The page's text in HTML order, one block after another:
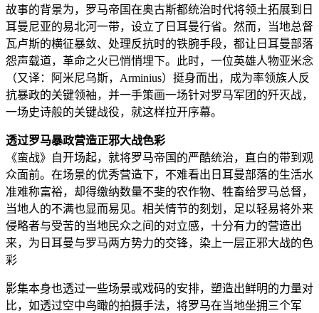
故事的背景为，罗马帝国在奥古斯都统治时代将领土拓展到日
耳曼尼亚的易北河一带，设立了日耳曼行省。然而，当地总督
瓦卢斯的横征暴敛、处理反抗时的铁腕手段，都让日耳曼部落
怨声载道，革命之火已悄悄埋下。此时，一位英雄人物亚米念
（又译：阿米尼乌斯，Arminius）挺身而出，成为率领族人反
抗暴政的关键领袖，并一手策画一场针对罗马军团的歼灭战，
一场史诗般的关键战役，就这样拉开序幕。
透过罗马暴政营造正邪大战色彩
《蛮战》自开场起，就将罗马帝国的严酷统治，直白的带到观
众面前。在场景的优秀营造下，不难看出日耳曼部落的生活水
准难称富裕，却得缴纳数量不斐的农作物、牲畜给罗马总督，
当地人的不满也显而易见。相关情节的刻划，足以轻易将外来
侵略者与受苦的当地民众之间的对立感，十分有力的营造出
来，为日耳曼与罗马两方势力的交锋，染上一层正邪大战的色
彩
影集本身也透过一些场景或戏码的安排，塑造出鲜明的力量对
比，如透过空中鸟瞰的拍摄手法，将罗马在当地坐拥三个军